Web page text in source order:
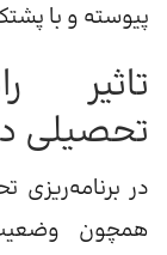
پیوسته و با
تاثیر
تحصیلی
در برنامه‌ریزی
همچون